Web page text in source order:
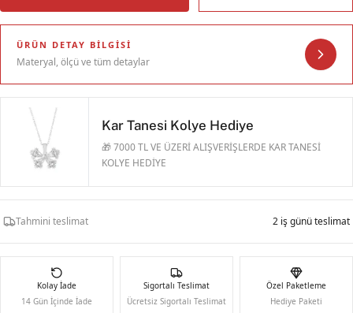
ÜRÜN DETAY BILGISI
Materyal, ölçü ve tüm detaylar
Kar Tanesi Kolye Hediye
🎁 7000 TL VE ÜZERİ ALIŞVERİŞLERDE KAR TANESİ
KOLYE HEDİYE
Tahmini teslimat 2 iş günü teslimat
Kolay İade
14 Gün İçinde İade
Sigortalı Teslimat
Ücretsiz Sigortalı Teslimat
Özel Paketleme
Hediye Paketi